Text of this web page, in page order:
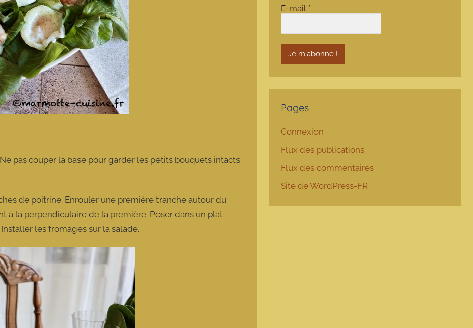
pas couper la base pour garder les petits bouquets intacts.
de poitrine. Enrouler une première tranche autour du
à la perpendiculaire de la première. Poser dans un plat
les fromages sur la salade.
E-mail *
Pages
Connexion
Flux des publications
Flux des commentaires
Site de WordPress-FR